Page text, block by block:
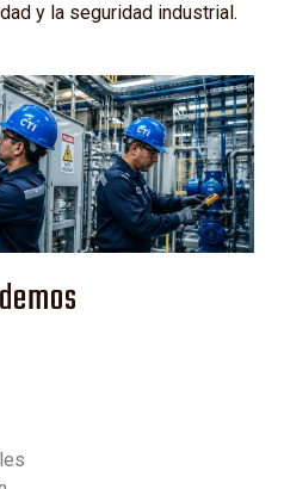
y la seguridad industrial.